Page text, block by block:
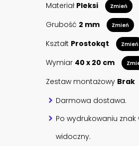
Materiał Pleksi Zmień
Grubość 2 mm Zmień
Kształt Prostokąt Zmień
Wymiar 40 x 20 cm
Zestaw montażowy Brak
Darmowa dostawa.
Po wydrukowaniu
widoczny.